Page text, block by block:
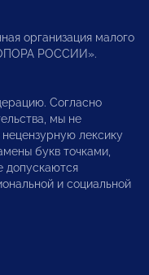
организация малого
РОССИИ».
Согласно
мы не
лексику
букв точками,
и социальной